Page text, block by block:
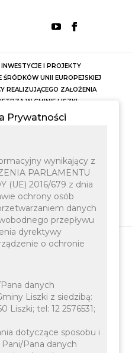
INWESTYCJE I PROJEKTY
UNII EUROPEJSKIEJ
REALIZUJĄCEGO ZAŁOŻENIA
W GMINIE LISZKI
założenia
Prywatności
wynikający z
PARLAMENTU
(UE) 2016/679 z dnia
ochrony osób
danych
przepływu
dyrektywy
o ochronie
danych
Liszki z siedzibą:
Liszki; tel: 12 2576531;
dotyczące sposobu i
Pana danych